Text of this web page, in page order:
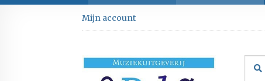
Ga
door
navigatie
Ga
direct
de
inhoud
Mijn account
naar: